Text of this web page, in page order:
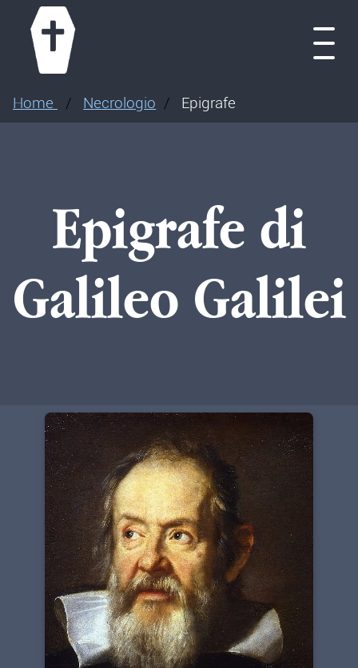
menu
Home Necrologio Epigrafe
Epigrafe di
Galileo Galilei